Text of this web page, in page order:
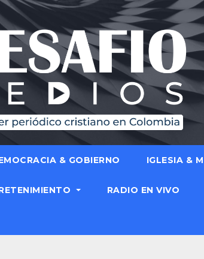
& GOBIERNO IGLESIA &
RADIO EN VIVO